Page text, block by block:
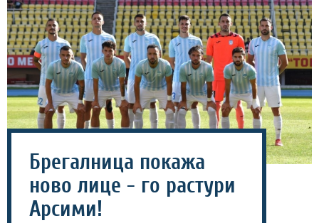
Брегалница покажа
ново лице - го растури
Арсими!